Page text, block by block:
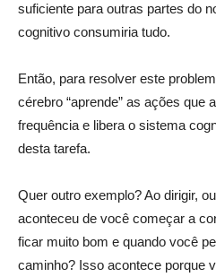
suficiente para outras partes do
cognitivo consumiria tudo.
Então, para resolver este
cérebro “aprende” as ações que
frequência e libera o sistema
desta tarefa.
Quer outro exemplo? Ao dirigir,
aconteceu de você começar a
ficar muito bom e quando você
caminho? Isso acontece porque